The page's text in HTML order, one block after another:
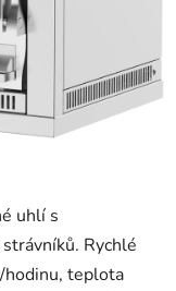
uhlí s
Rychlé
hodinu, teplota